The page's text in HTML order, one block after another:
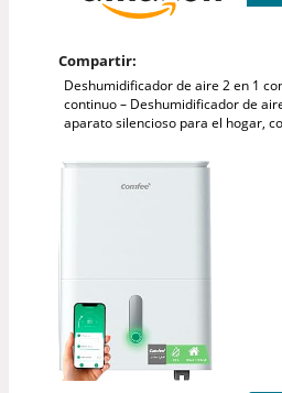
Compartir:
Deshumidificador de aire 2 en 1
continuo – Deshumidificador de
aparato silencioso para el hogar,